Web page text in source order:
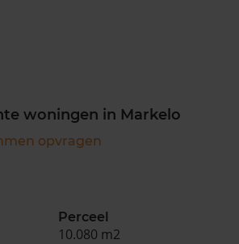
woningen in Markelo
opvragen
Perceel
10.080 m2